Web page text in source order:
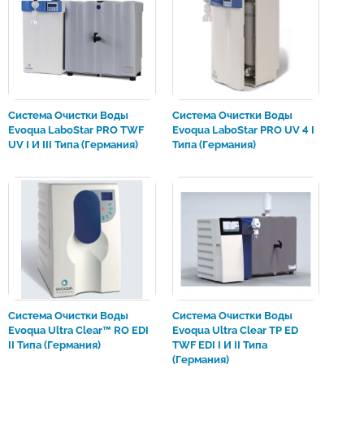
Система Очистки Воды
Evoqua LaboStar PRO TWF
UV I И III Типа (Германия)
Система Очистки Воды
Evoqua LaboStar PRO UV 4 I
Типа (Германия)
Система Очистки Воды
Evoqua Ultra Clear™ RO EDI
II Типа (Германия)
Система Очистки Воды
Evoqua Ultra Clear TP ED
TWF EDI I И II Типа
(Германия)